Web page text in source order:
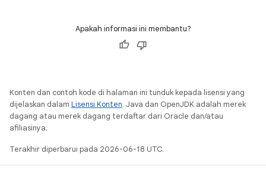
Apakah informasi ini membantu?
Konten dan contoh kode di halaman ini tunduk kepada lisensi yang
dijelaskan dalam Lisensi Konten. Java dan OpenJDK adalah merek
dagang atau merek dagang terdaftar dari Oracle dan/atau
afiliasinya.
Terakhir diperbarui pada 2026-06-18 UTC.